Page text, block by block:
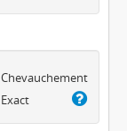
Chevauchement
Exact